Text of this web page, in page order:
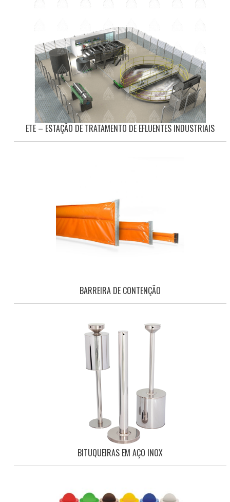
ETE – ESTAÇÃO DE TRATAMENTO DE EFLUENTES INDUSTRIAIS
BARREIRA DE CONTENÇÃO
BITUQUEIRAS EM AÇO INOX